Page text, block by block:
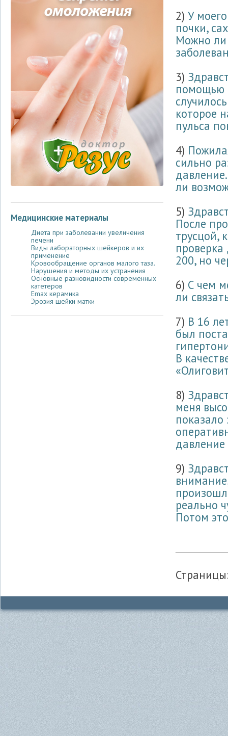
Медицинские материалы
Диета при заболевании увеличения
печени
Виды лабораторных шейкеров и их
применение
Кровообращение органов малого таза.
Нарушения и методы их устранения
Основные разновидности современных
катетеров
Emax керамика
Эрозия шейки матки
2) У
почки,
Можно ли
3)
помощью
которое
пульса
4)
сильно
ли
5)
После
трусцой,
200, но
6) С чем
ли
7) В 16
был
В
8)
меня
давление
9)
реально
Потом